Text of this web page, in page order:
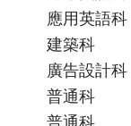
應用英語科
建築科
廣告設計科
普通科
普通科